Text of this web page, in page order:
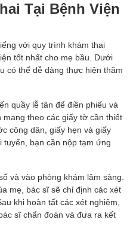
Tại Bệnh Viện
với quy trình khám thai
tốt nhất cho mẹ bầu. Dưới
có thể dễ dàng thực hiện thăm
quầy lễ tân để điền phiếu và
theo các giấy tờ cần thiết
công dân, giấy hẹn và giấy
tuyến, bạn cần nộp tạm ứng
và vào phòng khám lâm sàng.
mẹ, bác sĩ sẽ chỉ định các xét
khi hoàn tất các xét nghiệm,
sĩ chẩn đoán và đưa ra kết